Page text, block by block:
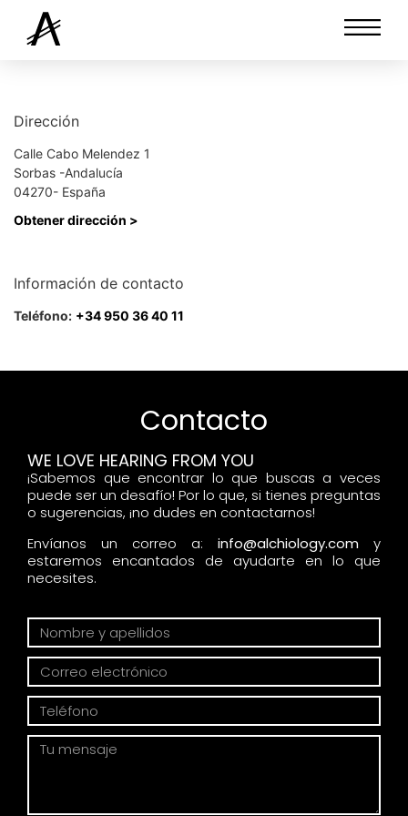
Dirección
Calle Cabo Melendez 1
Sorbas -Andalucía
04270- España
Obtener dirección >
Información de contacto
Teléfono: +34 950 36 40 11
Contacto
WE LOVE HEARING FROM YOU
¡Sabemos que encontrar lo que buscas a veces
puede ser un desafío! Por lo que, si tienes preguntas
o sugerencias, ¡no dudes en contactarnos!
Envíanos un correo a: info@alchiology.com
y
estaremos encantados de ayudarte en lo que
necesites.